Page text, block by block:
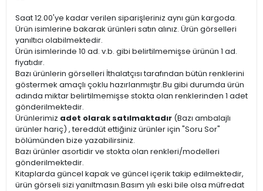
Saat 12.00'ye kadar verilen siparişleriniz aynı gün kargoda.
Ürün isimlerine bakarak ürünleri satın alınız. Ürün görselleri
yanıltıcı olabilmektedir.
Ürün isimlerinde 10 ad. v.b. gibi belirtilmemişse ürünün 1 ad.
fiyatıdır.
Bazı ürünlerin görselleri İthalatçısı tarafından bütün renklerini
göstermek amaçlı çoklu hazırlanmıştır.Bu gibi durumda ürün
adında miktar belirtilmemişse stokta olan renklerinden 1 adet
gönderilmektedir.
Ürünlerimiz adet olarak satılmaktadır (Bazı ambalajlı
ürünler hariç) , tereddüt ettiğiniz ürünler için "Soru Sor"
bölümünden bize yazabilirsiniz.
Bazı ürünler asortidir ve stokta olan renkleri/modelleri
gönderilmektedir.
Kitaplarda güncel kapak ve güncel içerik takip edilmektedir,
ürün görseli sizi yanıltmasın.Basım yılı eski bile olsa müfredat